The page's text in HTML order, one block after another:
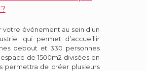
votre événement au sein d’un
qui permet d’accueillir
debout et 330 personnes
espace de 1500m2 divisées en
permettra de créer plusieurs